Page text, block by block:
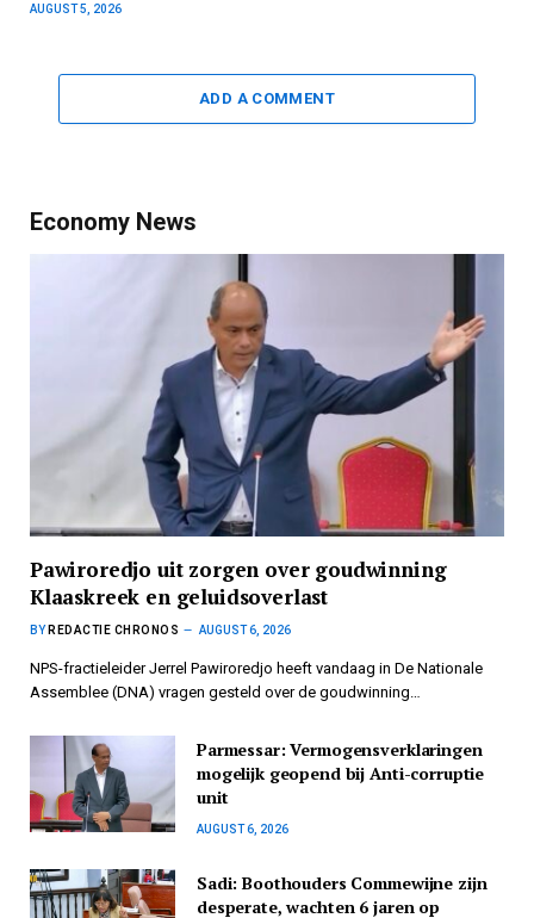
AUGUST 5, 2026
ADD A COMMENT
Economy News
Pawiroredjo uit zorgen over goudwinning
Klaaskreek en geluidsoverlast
BY REDACTIE CHRONOS AUGUST 6, 2026
NPS-fractieleider Jerrel Pawiroredjo heeft vandaag in De Nationale
Assemblee (DNA) vragen gesteld over de goudwinning…
Parmessar: Vermogensverklaringen
mogelijk geopend bij Anti-corruptie
unit
AUGUST 6, 2026
Sadi: Boothouders Commewijne zijn
desperate, wachten 6 jaren op